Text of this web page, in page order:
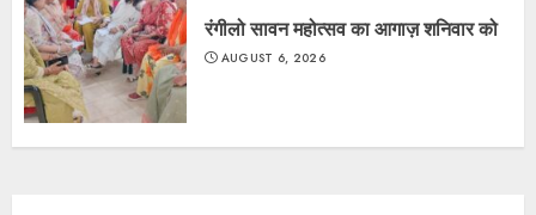
रंगीलो सावन महोत्सव का आगाज़ शनिवार को
AUGUST 6, 2026